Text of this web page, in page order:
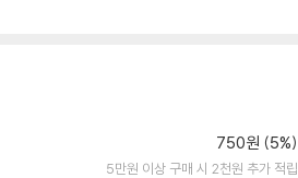
750원 (5%)
5만원 이상 구매 시 2천원 추가 적립